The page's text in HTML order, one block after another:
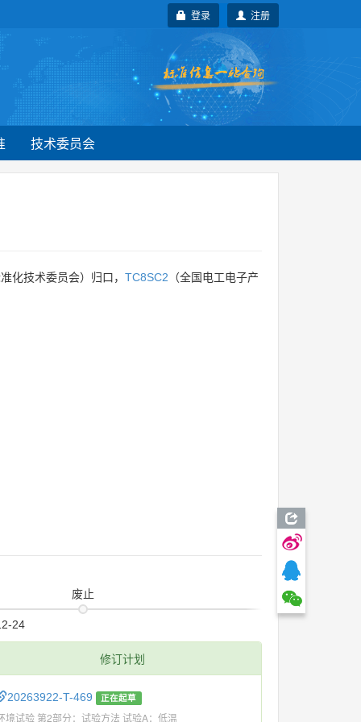
注册
登录
技术委员会
化技术委员会）归口， TC8SC2 （全国电工电子产
24
废止
修订计划
20263922-T-469 正在起草
境试验 第2部分：试验方法 试验A：低温